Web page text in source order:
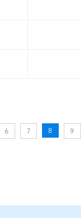
6 7 8 9